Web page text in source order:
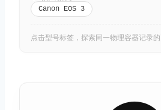
Canon EOS 3
点击型号标签，探索同一物理容器记录的